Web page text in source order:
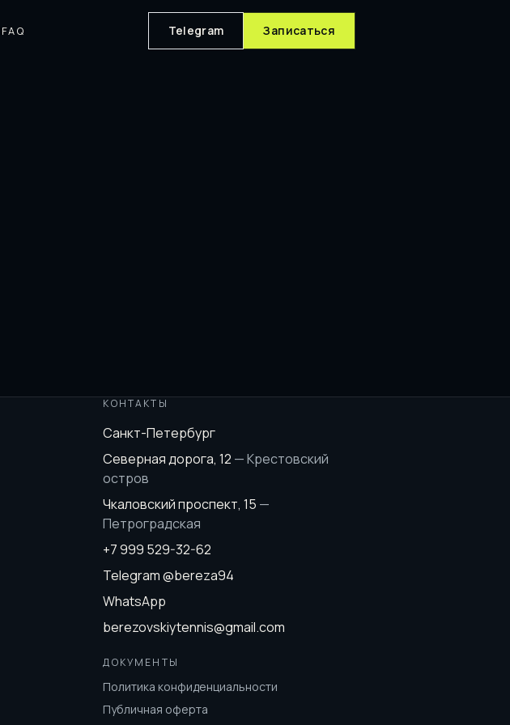
FAQ Telegram Записаться
КОНТАКТЫ
Санкт-Петербург
Северная дорога, 12 —Крестовский
остров
Чкаловский проспект, 15 —
Петроградская
+7 999 529-32-62
Telegram@bereza94
WhatsApp
berezovskiytennis@gmail.com
ДОКУМЕНТЫ
Политика конфиденциальности
Публичная оферта